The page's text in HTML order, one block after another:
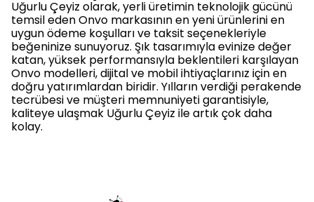
Uğurlu Çeyiz olarak, yerli üretimin teknolojik gücünü
temsil eden Onvo markasının en yeni ürünlerini en
uygun ödeme koşulları ve taksit seçenekleriyle
beğeninize sunuyoruz. Şık tasarımıyla evinize değer
katan, yüksek performansıyla beklentileri karşılayan
Onvo modelleri, dijital ve mobil ihtiyaçlarınız için en
doğru yatırımlardan biridir. Yılların verdiği perakende
tecrübesi ve müşteri memnuniyeti garantisiyle,
kaliteye ulaşmak Uğurlu Çeyiz ile artık çok daha
kolay.